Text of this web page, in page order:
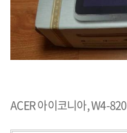
ACER아이코니아, W4-820